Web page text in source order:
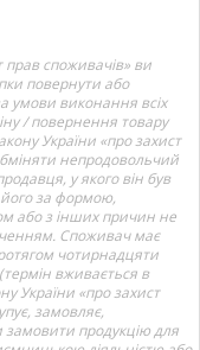
прав споживачів» ви
повернути або
умови виконання всіх
/ повернення товару
України «про захист
непродовольчий
у якого він був
за формою,
або з інших причин не
Споживач має
чотирнадцяти
вживається в
України «про захист
замовляє,
замовити продукцію для